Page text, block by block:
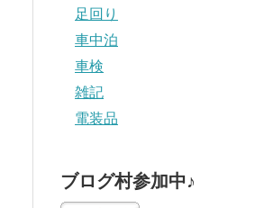
足回り
車中泊
車検
雑記
電装品
ブログ村参加中♪